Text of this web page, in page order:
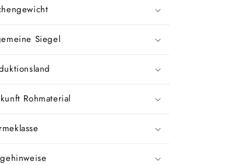
Siegel
Rohmaterial